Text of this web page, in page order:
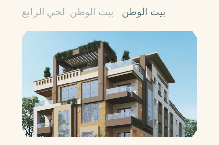
بيت الوطن الحي الرابع بيت الوطن